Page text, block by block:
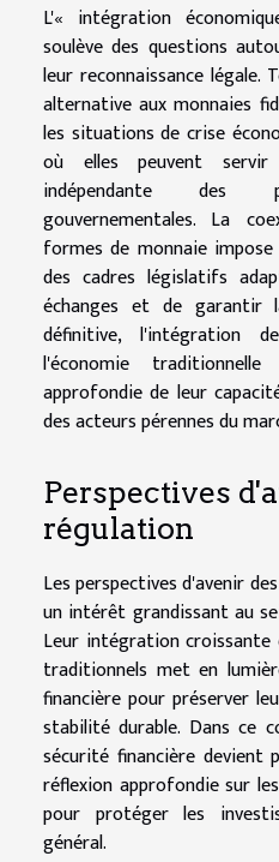
L'« intégration
soulève des questions
leur reconnaissance
alternative aux monnaies
les situations de crise
où elles peuvent
indépendante des
gouvernementales. La
formes de monnaie
des cadres législatifs
échanges et de garantir
définitive, l'intégration
l'économie
approfondie de leur
des acteurs pérennes du
Perspectives
régulation
Les perspectives d'avenir
un intérêt grandissant au
Leur intégration croissante
traditionnels met en
financière pour préserver
stabilité durable. Dans ce
sécurité financière devient
réflexion approfondie sur
pour protéger les
général.